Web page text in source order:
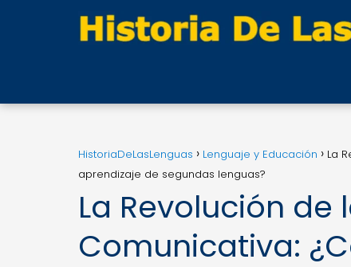
HistoriaDeLasLenguas Lenguaje y Educación
La
aprendizaje de segundas lenguas?
La Revolución de
Comunicativa: